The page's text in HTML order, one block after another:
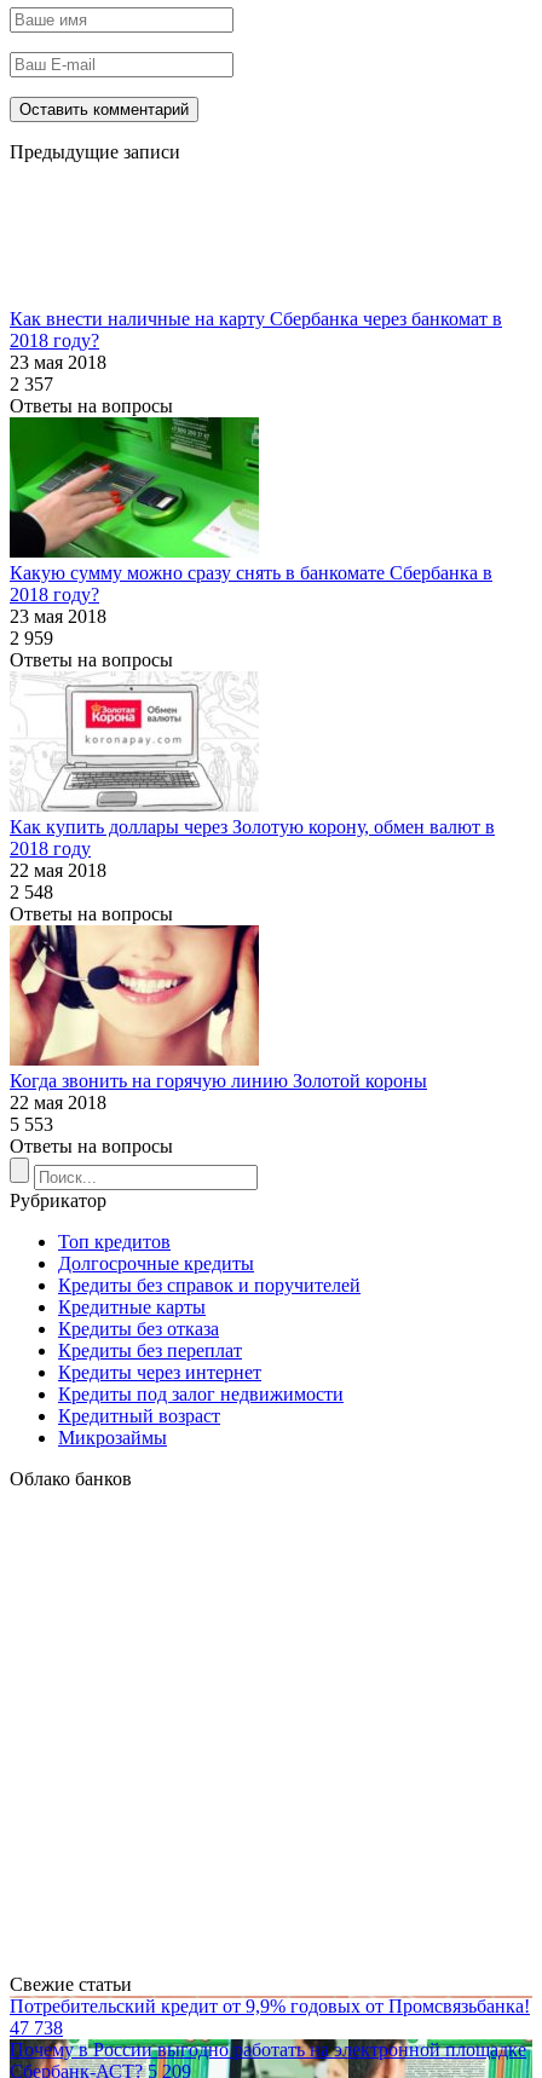
Предыдущие записи
Как внести наличные на карту Сбербанка через банкомат в
2018 году?
23 мая 2018
2 357
Ответы на вопросы
Какую сумму можно сразу снять в банкомате Сбербанка в
2018 году?
23 мая 2018
2 959
Ответы на вопросы
Как купить доллары через Золотую корону, обмен валют в
2018 году
22 мая 2018
2 548
Ответы на вопросы
Когда звонить на горячую линию Золотой короны
22 мая 2018
5 553
Ответы на вопросы
Рубрикатор
Топ кредитов
Долгосрочные кредиты
Кредиты без справок и поручителей
Кредитные карты
Кредиты без отказа
Кредиты без переплат
Кредиты через интернет
Кредиты под залог недвижимости
Кредитный возраст
Микрозаймы
Облако банков
Свежие статьи
Потребительский кредит от 9,9% годовых от Промсвязьбанка!
47 738
Почему в России выгодно работать на электронной площадке
Сбербанк-АСТ?5 209